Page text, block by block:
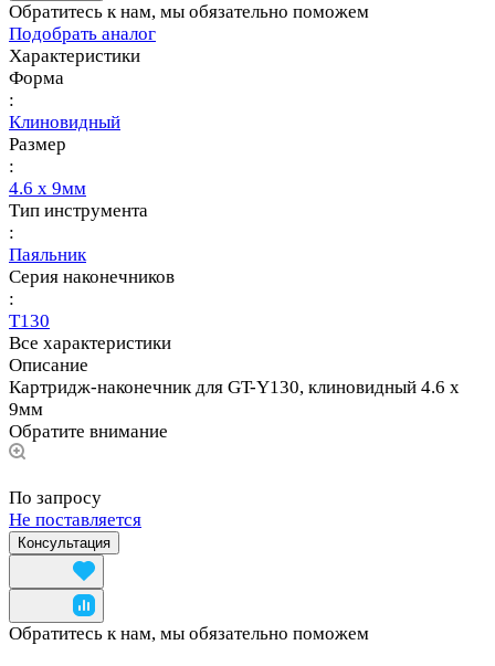
Обратитесь к нам, мы обязательно поможем
Подобрать аналог
Характеристики
Форма
:
Клиновидный
Размер
:
4.6 х 9мм
Тип инструмента
:
Паяльник
Серия наконечников
:
T130
Все характеристики
Описание
Картридж-наконечник для GT-Y130, клиновидный 4.6 х
9мм
Обратите внимание
По запросу
Не поставляется
Консультация
Обратитесь к нам, мы обязательно поможем